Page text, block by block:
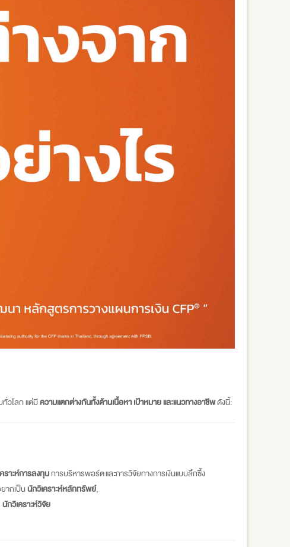
วโลก แต่มีความแตกต่างกันทั้งด้านเนื้อหา เป้าหมาย และแนวทางอาชีพดังนี้:
ราะห์การลงทุนการบริหารพอร์ต และการวิจัยทางการเงินแบบลึกซึ้ง
ากเป็นนักวิเคราะห์หลักทรัพย์,
นักวิเคราะห์วิจัย